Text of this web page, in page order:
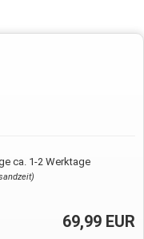
ca. 1-2 Werktage
69,99 EUR